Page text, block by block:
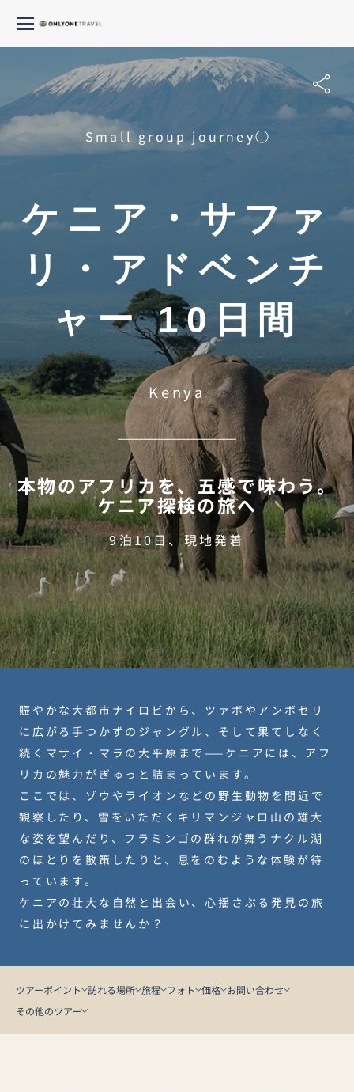
Small group journey
ケニア・サファ
リ・アドベンチ
ャー 10日間
Kenya
本物のアフリカを、五感で味わう。
ケニア探検の旅へ
9泊10日、現地発着
賑やかな大都市ナイロビから、ツァボやアンボセリ
に広がる手つかずのジャングル、そして果てしなく
続くマサイ・マラの大平原まで——ケニアには、アフ
リカの魅力がぎゅっと詰まっています。
ここでは、ゾウやライオンなどの野生動物を間近で
観察したり、雪をいただくキリマンジャロ山の雄大
な姿を望んだり、フラミンゴの群れが舞うナクル湖
のほとりを散策したりと、息をのむような体験が待
っています。
ケニアの壮大な自然と出会い、心揺さぶる発見の旅
に出かけてみませんか？
ツアーポイント 訪れる場所 旅程 フォト 価格 お問い合わせ
その他のツアー